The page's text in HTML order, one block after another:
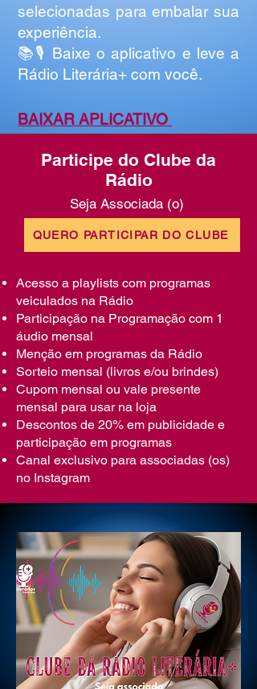
selecionadas para embalar sua
experiência.
📚🎙️ Baixe o aplicativo e leve a
Rádio Literária+ com você.
BAIXAR APLICATIVO
Participe do Clube da
Rádio
Seja Associada (o)
QUERO PARTICIPAR DO CLUBE
Acesso a playlists com programas
veiculados na Rádio
Participação na Programação com 1
áudio mensal
Menção em programas da Rádio
Sorteio mensal (livros e/ou brindes)
Cupom mensal ou vale presente
mensal para usar na loja
Descontos de 20% em publicidade e
participação em programas
Canal exclusivo para associadas (os)
no Instagram